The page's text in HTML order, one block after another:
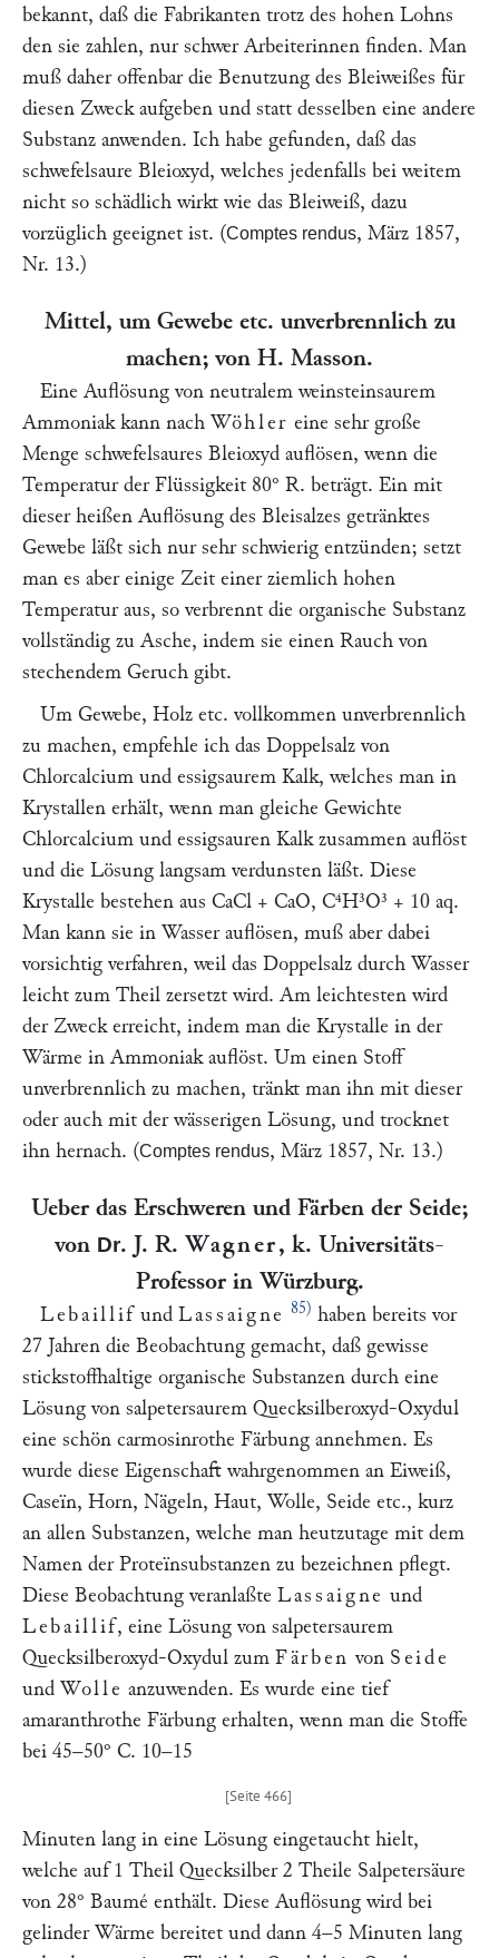
bekannt, daß die Fabrikanten trotz des hohen Lohns
den sie zahlen, nur schwer Arbeiterinnen finden. Man
muß daher offenbar die Benutzung des Bleiweißes für
diesen Zweck aufgeben und statt desselben eine andere
Substanz anwenden. Ich habe gefunden, daß das
schwefelsaure Bleioxyd, welches jedenfalls bei weitem
nicht so schädlich wirkt wie das Bleiweiß, dazu
vorzüglich geeignet ist. (Comptes rendus, März 1857,
Nr. 13.)
Mittel, um Gewebe etc. unverbrennlich zu
machen; von H. Masson.
Eine Auflösung von neutralem weinsteinsaurem
Ammoniak kann nach Wöhler eine sehr große
Menge schwefelsaures Bleioxyd auflösen, wenn die
Temperatur der Flüssigkeit 80° R. beträgt. Ein mit
dieser heißen Auflösung des Bleisalzes getränktes
Gewebe läßt sich nur sehr schwierig entzünden; setzt
man es aber einige Zeit einer ziemlich hohen
Temperatur aus, so verbrennt die organische Substanz
vollständig zu Asche, indem sie einen Rauch von
stechendem Geruch gibt.
Um Gewebe, Holz etc. vollkommen unverbrennlich
zu machen, empfehle ich das Doppelsalz von
Chlorcalcium und essigsaurem Kalk, welches man in
Krystallen erhält, wenn man gleiche Gewichte
Chlorcalcium und essigsauren Kalk zusammen auflöst
und die Lösung langsam verdunsten läßt. Diese
Krystalle bestehen aus CaCl + CaO, C⁴H³O³ + 10 aq.
Man kann sie in Wasser auflösen, muß aber dabei
vorsichtig verfahren, weil das Doppelsalz durch Wasser
leicht zum Theil zersetzt wird. Am leichtesten wird
der Zweck erreicht, indem man die Krystalle in der
Wärme in Ammoniak auflöst. Um einen Stoff
unverbrennlich zu machen, tränkt man ihn mit dieser
oder auch mit der wässerigen Lösung, und trocknet
ihn hernach. (Comptes rendus, März 1857, Nr. 13.)
Ueber das Erschweren und Färben der Seide;
von Dr. J. R. Wagner, k. Universitäts-
Professor in Würzburg.
Lebaillif und Lassaigne 85) haben bereits vor
27 Jahren die Beobachtung gemacht, daß gewisse
stickstoffhaltige organische Substanzen durch eine
Lösung von salpetersaurem Quecksilberoxyd-Oxydul
eine schön carmosinrothe Färbung annehmen. Es
wurde diese Eigenschaft wahrgenommen an Eiweiß,
Caseïn, Horn, Nägeln, Haut, Wolle, Seide etc., kurz
an allen Substanzen, welche man heutzutage mit dem
Namen der Proteïnsubstanzen zu bezeichnen pflegt.
Diese Beobachtung veranlaßte Lassaigne und
Lebaillif, eine Lösung von salpetersaurem
Quecksilberoxyd-Oxydul zum Färben von Seide
und Wolle anzuwenden. Es wurde eine tief
amaranthrothe Färbung erhalten, wenn man die Stoffe
bei 45–50° C. 10–15
Minuten lang in eine Lösung eingetaucht hielt,
welche auf 1 Theil Quecksilber 2 Theile Salpetersäure
von 28° Baumé enthält. Diese Auflösung wird bei
gelinder Wärme bereitet und dann 4–5 Minuten lang